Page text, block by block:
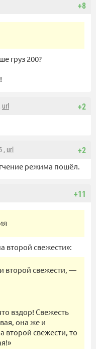
+8
груз 200?
+2
url
+2
, url
режима пошёл.
+11
второй свежести»:
второй свежести, —
вздор! Свежесть
она же и
второй свежести, то